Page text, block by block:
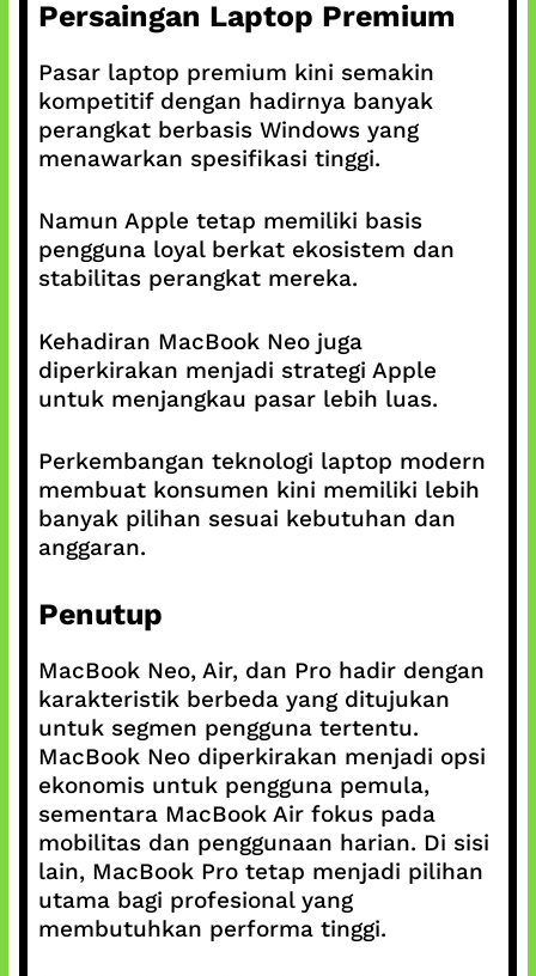
Persaingan Laptop Premium
Pasar laptop premium kini semakin
kompetitif dengan hadirnya banyak
perangkat berbasis Windows yang
menawarkan spesifikasi tinggi.
Namun Apple tetap memiliki basis
pengguna loyal berkat ekosistem dan
stabilitas perangkat mereka.
Kehadiran MacBook Neo juga
diperkirakan menjadi strategi Apple
untuk menjangkau pasar lebih luas.
Perkembangan teknologi laptop modern
membuat konsumen kini memiliki lebih
banyak pilihan sesuai kebutuhan dan
anggaran.
Penutup
MacBook Neo, Air, dan Pro hadir dengan
karakteristik berbeda yang ditujukan
untuk segmen pengguna tertentu.
MacBook Neo diperkirakan menjadi opsi
ekonomis untuk pengguna pemula,
sementara MacBook Air fokus pada
mobilitas dan penggunaan harian. Di sisi
lain, MacBook Pro tetap menjadi pilihan
utama bagi profesional yang
membutuhkan performa tinggi.